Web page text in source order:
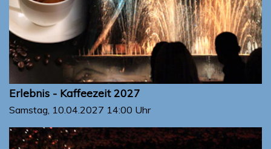
Erlebnis - Kaffeezeit 2027
Samstag, 10.04.2027 14:00 Uhr